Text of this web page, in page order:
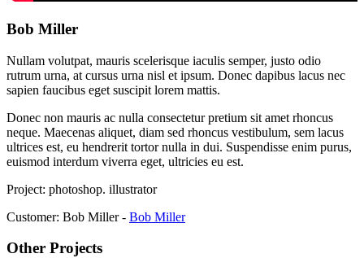
Bob Miller
Nullam volutpat, mauris scelerisque iaculis semper, justo odio
rutrum urna, at cursus urna nisl et ipsum. Donec dapibus lacus nec
sapien faucibus eget suscipit lorem mattis.
Donec non mauris ac nulla consectetur pretium sit amet rhoncus
neque. Maecenas aliquet, diam sed rhoncus vestibulum, sem lacus
ultrices est, eu hendrerit tortor nulla in dui. Suspendisse enim purus,
euismod interdum viverra eget, ultricies eu est.
Project: photoshop. illustrator
Customer: Bob Miller - Bob Miller
Other Projects